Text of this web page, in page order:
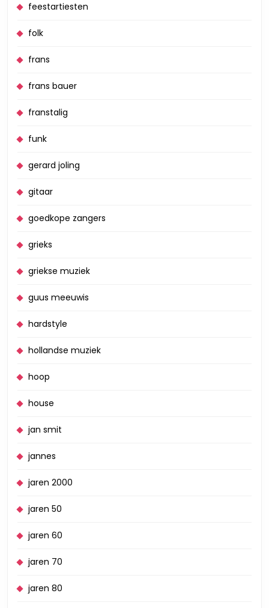
feestartiesten
folk
frans
frans bauer
franstalig
funk
gerard joling
gitaar
goedkope zangers
grieks
griekse muziek
guus meeuwis
hardstyle
hollandse muziek
hoop
house
jan smit
jannes
jaren 2000
jaren 50
jaren 60
jaren 70
jaren 80